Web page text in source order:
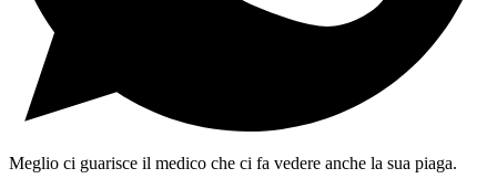
Meglio ci guarisce il medico che ci fa vedere anche la sua piaga.